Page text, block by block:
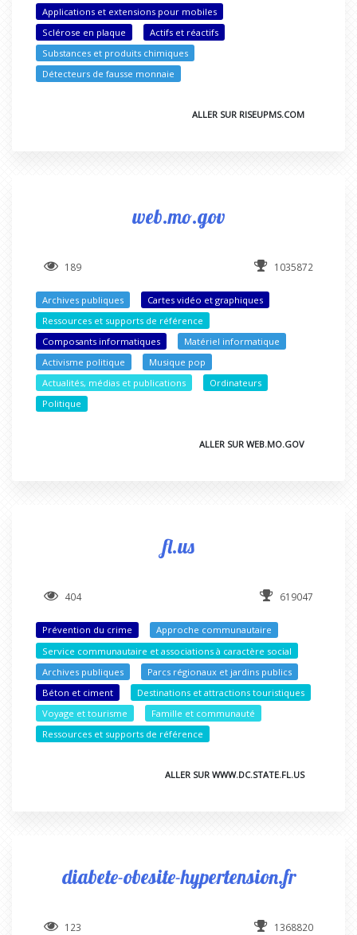
Applications et extensions pour mobiles
Sclérose en plaque
Actifs et réactifs
Substances et produits chimiques
Détecteurs de fausse monnaie
ALLER SUR RISEUPMS.COM
web.mo.gov
189 1035872
Archives publiques
Cartes vidéo et graphiques
Ressources et supports de référence
Composants informatiques
Matériel informatique
Activisme politique
Musique pop
Actualités, médias et publications
Ordinateurs
Politique
ALLER SUR WEB.MO.GOV
fl.us
404 619047
Prévention du crime
Approche communautaire
Service communautaire et associations à caractère social
Archives publiques
Parcs régionaux et jardins publics
Béton et ciment
Destinations et attractions touristiques
Voyage et tourisme
Famille et communauté
Ressources et supports de référence
ALLER SUR WWW.DC.STATE.FL.US
diabete-obesite-hypertension.fr
123 1368820